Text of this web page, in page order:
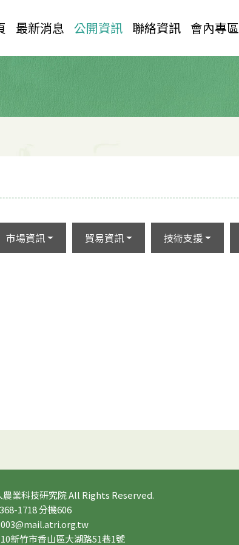
最新消息 公開資訊 聯絡資訊 會內專區
市場資訊 貿易資訊 技術支援
業科技研究院 All Rights Reserved.
1718 分機606
新竹市香山區大湖路51巷1號